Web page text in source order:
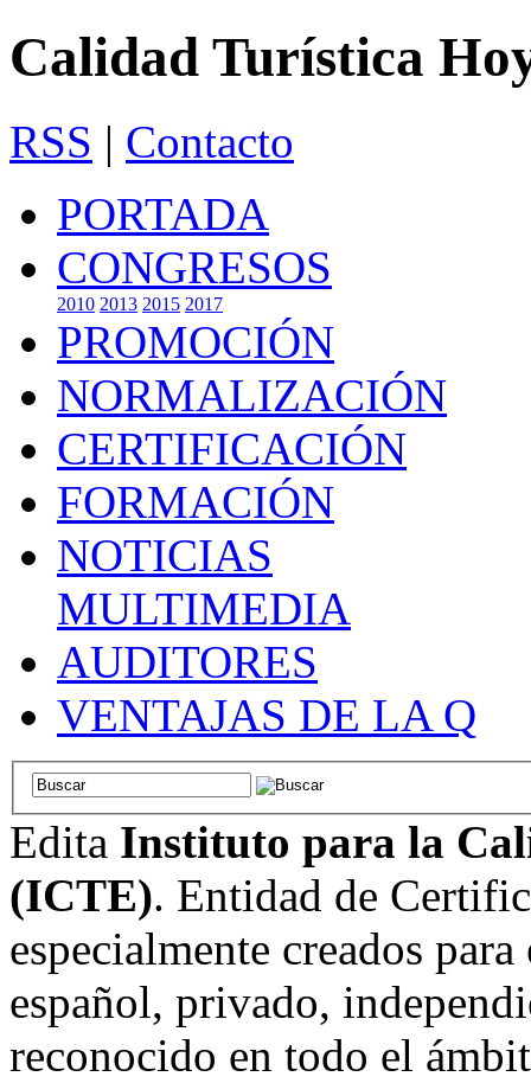
Calidad Turística
RSS | Contacto
PORTADA
CONGRESOS
2010 2013 2015 2017
PROMOCIÓN
NORMALIZACIÓN
CERTIFICACIÓN
FORMACIÓN
NOTICIAS
MULTIMEDIA
AUDITORES
VENTAJAS DE LA Q
Edita Instituto para la
(ICTE). Entidad de
especialmente creados
español, privado,
reconocido en todo el